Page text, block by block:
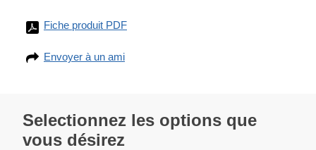
Fiche produit PDF
Envoyer à un ami
Selectionnez les options que
vous désirez